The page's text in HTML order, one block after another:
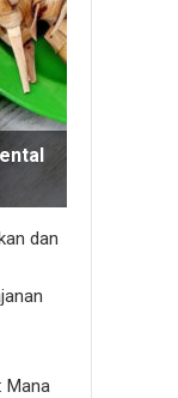
dan
Mana